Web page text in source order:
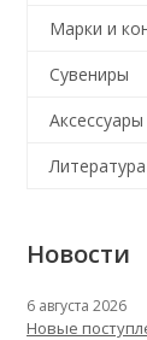
Марки и
Сувениры
Аксессуары
Литература
Новости
6 августа 2026
Новые